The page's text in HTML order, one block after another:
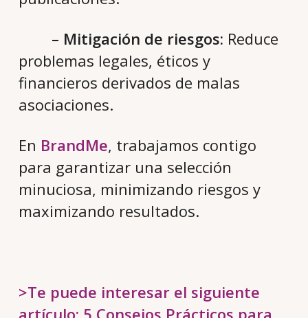
– Mitigación de riesgos: Reduce
problemas legales, éticos y
financieros derivados de malas
asociaciones.
En BrandMe, trabajamos contigo
para garantizar una selección
minuciosa, minimizando riesgos y
maximizando resultados.
>Te puede interesar el siguiente
artículo: 5 Consejos Prácticos para